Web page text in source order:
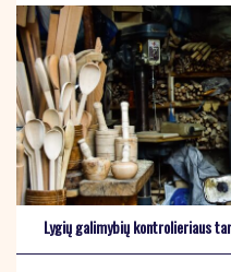
Lygių galimybių kontrolieriaus